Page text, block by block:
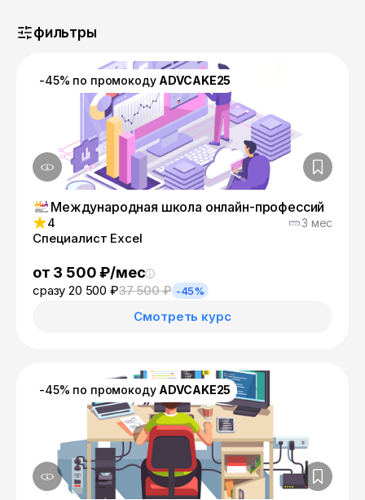
фильтры
-45% по промокоду ADVCAKE25
Международная школа онлайн-профессий
4 3 мес
Специалист Excel
от 3 500 ₽/мес
сразу 20 500 ₽37 500 ₽ -45%
Смотреть курс
-45% по промокоду ADVCAKE25